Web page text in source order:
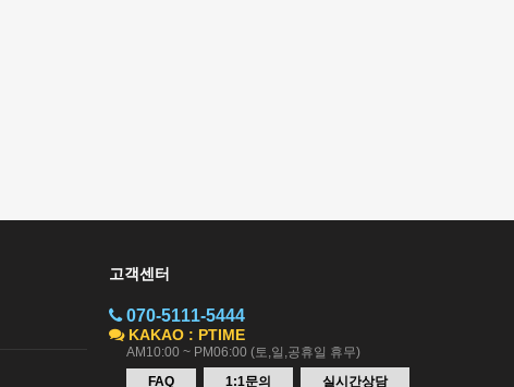
고객센터
070-5111-5444
KAKAO : PTIME
AM10:00 ~ PM06:00 (토,일,공휴일 휴무)
FAQ
1:1문의 실시간상담